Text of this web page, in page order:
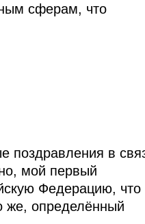
сферам, что
поздравления в
мой первый
Федерацию, что
же, определённый